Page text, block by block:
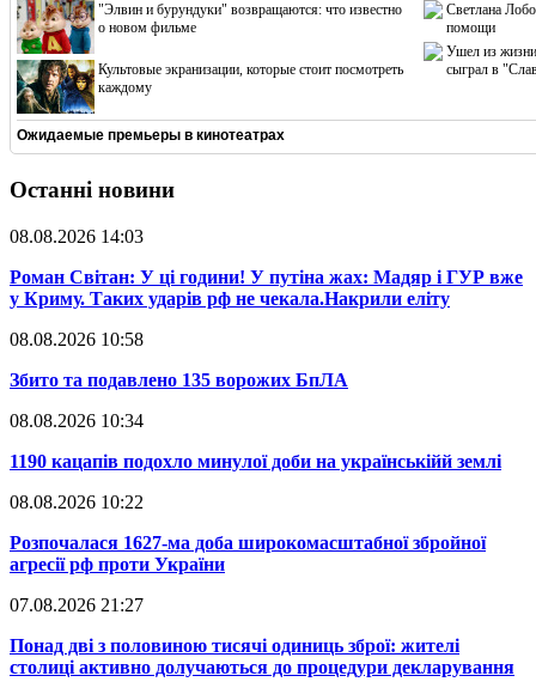
"Элвин и бурундуки" возвращаются: что известно
о новом фильме
Культовые экранизации, которые стоит посмотреть
каждому
Светлана
помощи
Ушел из жизни
сыграл в
Ожидаемые премьеры в кинотеатрах
Останні новини
08.08.2026 14:03
​Роман Світан: У ці години! У путіна жах: Мадяр і ГУР вже
у Криму. Таких ударів рф не чекала.Накрили еліту
08.08.2026 10:58
​Збито та подавлено 135 ворожих БпЛА
08.08.2026 10:34
​1190 кацапів подохло минулої доби на українськійй землі
08.08.2026 10:22
​Розпочалася 1627-ма доба широкомасштабної збройної
агресії рф проти України
07.08.2026 21:27
​Понад дві з половиною тисячі одиниць зброї: жителі
столиці активно долучаються до процедури декларування